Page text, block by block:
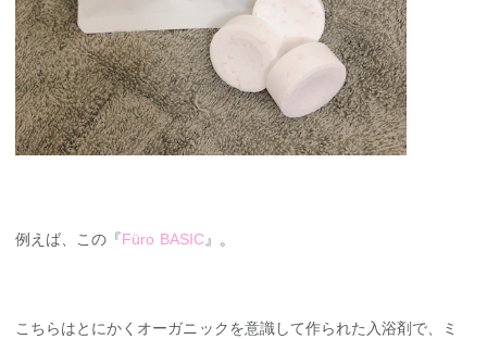
例えば、この『Füro BASIC』。
こちらはとにかくオーガニックを意識して作られた入浴剤で、ミ